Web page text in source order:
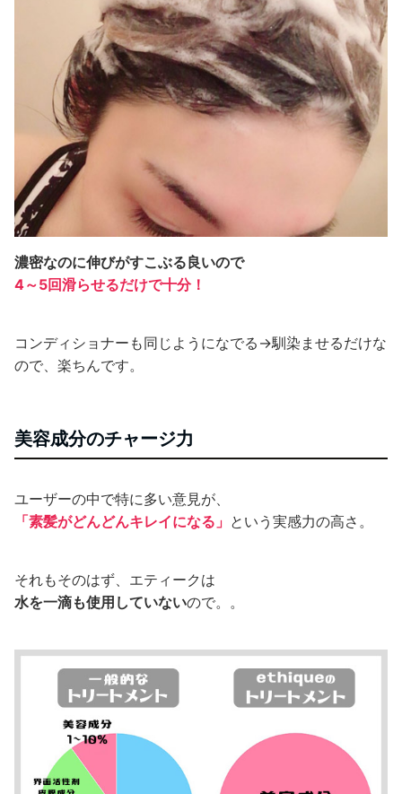
濃密なのに伸びがすこぶる良いので
4～5回滑らせるだけで十分！
コンディショナーも同じようになでる→馴染ませるだけな
ので、楽ちんです。
美容成分のチャージ力
ユーザーの中で特に多い意見が、
「素髪がどんどんキレイになる」 という実感力の高さ。
それもそのはず、エティークは
水を一滴も使用していないので。。